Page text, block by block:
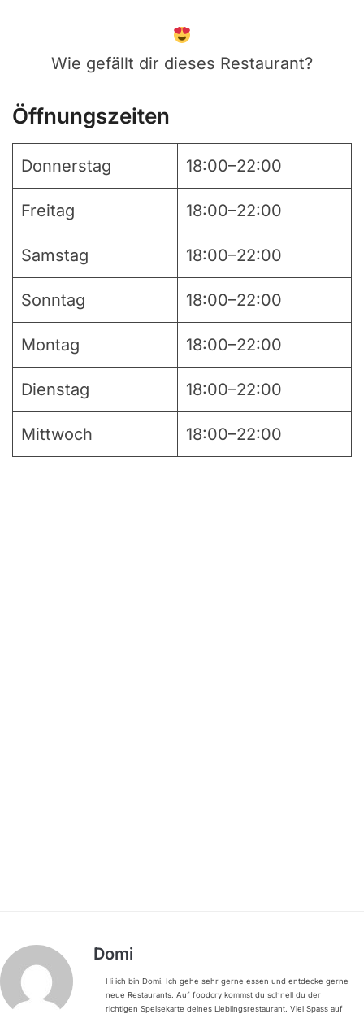
Wie gefällt dir dieses Restaurant?
Öffnungszeiten
Donnerstag 18:00–22:00
Freitag 18:00–22:00
Samstag 18:00–22:00
Sonntag 18:00–22:00
Montag 18:00–22:00
Dienstag 18:00–22:00
Mittwoch 18:00–22:00
Domi
Hi ich bin Domi. Ich gehe sehr gerne essen und entdecke gerne
neue Restaurants. Auf foodcry kommst du schnell du der
richtigen Speisekarte deines Lieblingsrestaurant. Viel Spass auf